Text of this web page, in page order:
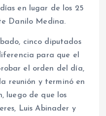
en lugar de los 25
Danilo Medina.
cinco diputados
para que el
el orden del día,
reunión y terminó en
luego de que los
Luis Abinader y